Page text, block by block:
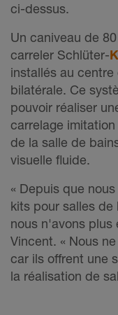
ci-dessus.
Un caniveau de
carreler Schlüter-
installés au
bilatérale. Ce
pouvoir réaliser
carrelage
de la salle de
visuelle fluide.
« Depuis que
kits pour salles de
nous n'avons plus
Vincent. « Nous
car ils offrent une
la réalisation de